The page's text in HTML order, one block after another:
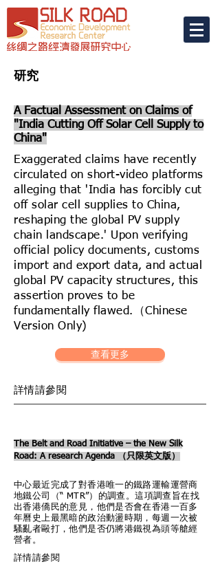
研究
A Factual Assessment on Claims of
"India Cutting Off Solar Cell Supply to
China"
Exaggerated claims have recently
circulated on short-video platforms
alleging that 'India has forcibly cut
off solar cell supplies to China,
reshaping the global PV supply
chain landscape.' Upon verifying
official policy documents, customs
import and export data, and actual
global PV capacity structures, this
assertion proves to be
fundamentally flawed.（Chinese
Version Only)
查看更多
詳情請參閱
The Belt and Road Initiative – the New Silk
Road: A research Agenda （只限英文版）
中心最近完成了對香港唯一的鐵路運輸運營商
地鐵公司（“ MTR”）的調查。這項調查旨在找
出香港僑民的意見，他們是否會在香港一百多
年曆史上最黑暗的政治動盪時期，每週一次被
騷亂者毆打，他們是否仍將港鐵視為頭等艙經
營者。
詳情請參閱